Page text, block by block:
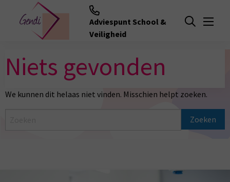
Adviespunt School &
Veiligheid
Open zoeken
Menu
Niets gevonden
We kunnen dit helaas niet vinden. Misschien helpt zoeken.